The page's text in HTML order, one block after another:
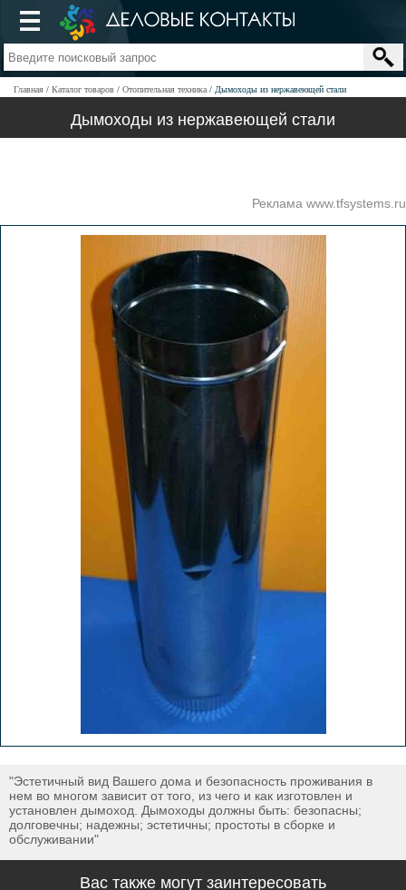
Главная Каталог товаров Отопительная техника Дымоходы из нержавеющей стали
Дымоходы из нержавеющей стали
Реклама www.tfsystems.ru
"Эстетичный вид Вашего дома и безопасность проживания в
нем во многом зависит от того, из чего и как изготовлен и
установлен дымоход. Дымоходы должны быть: безопасны;
долговечны; надежны; эстетичны; простоты в сборке и
обслуживании"
Вас также могут заинтересовать